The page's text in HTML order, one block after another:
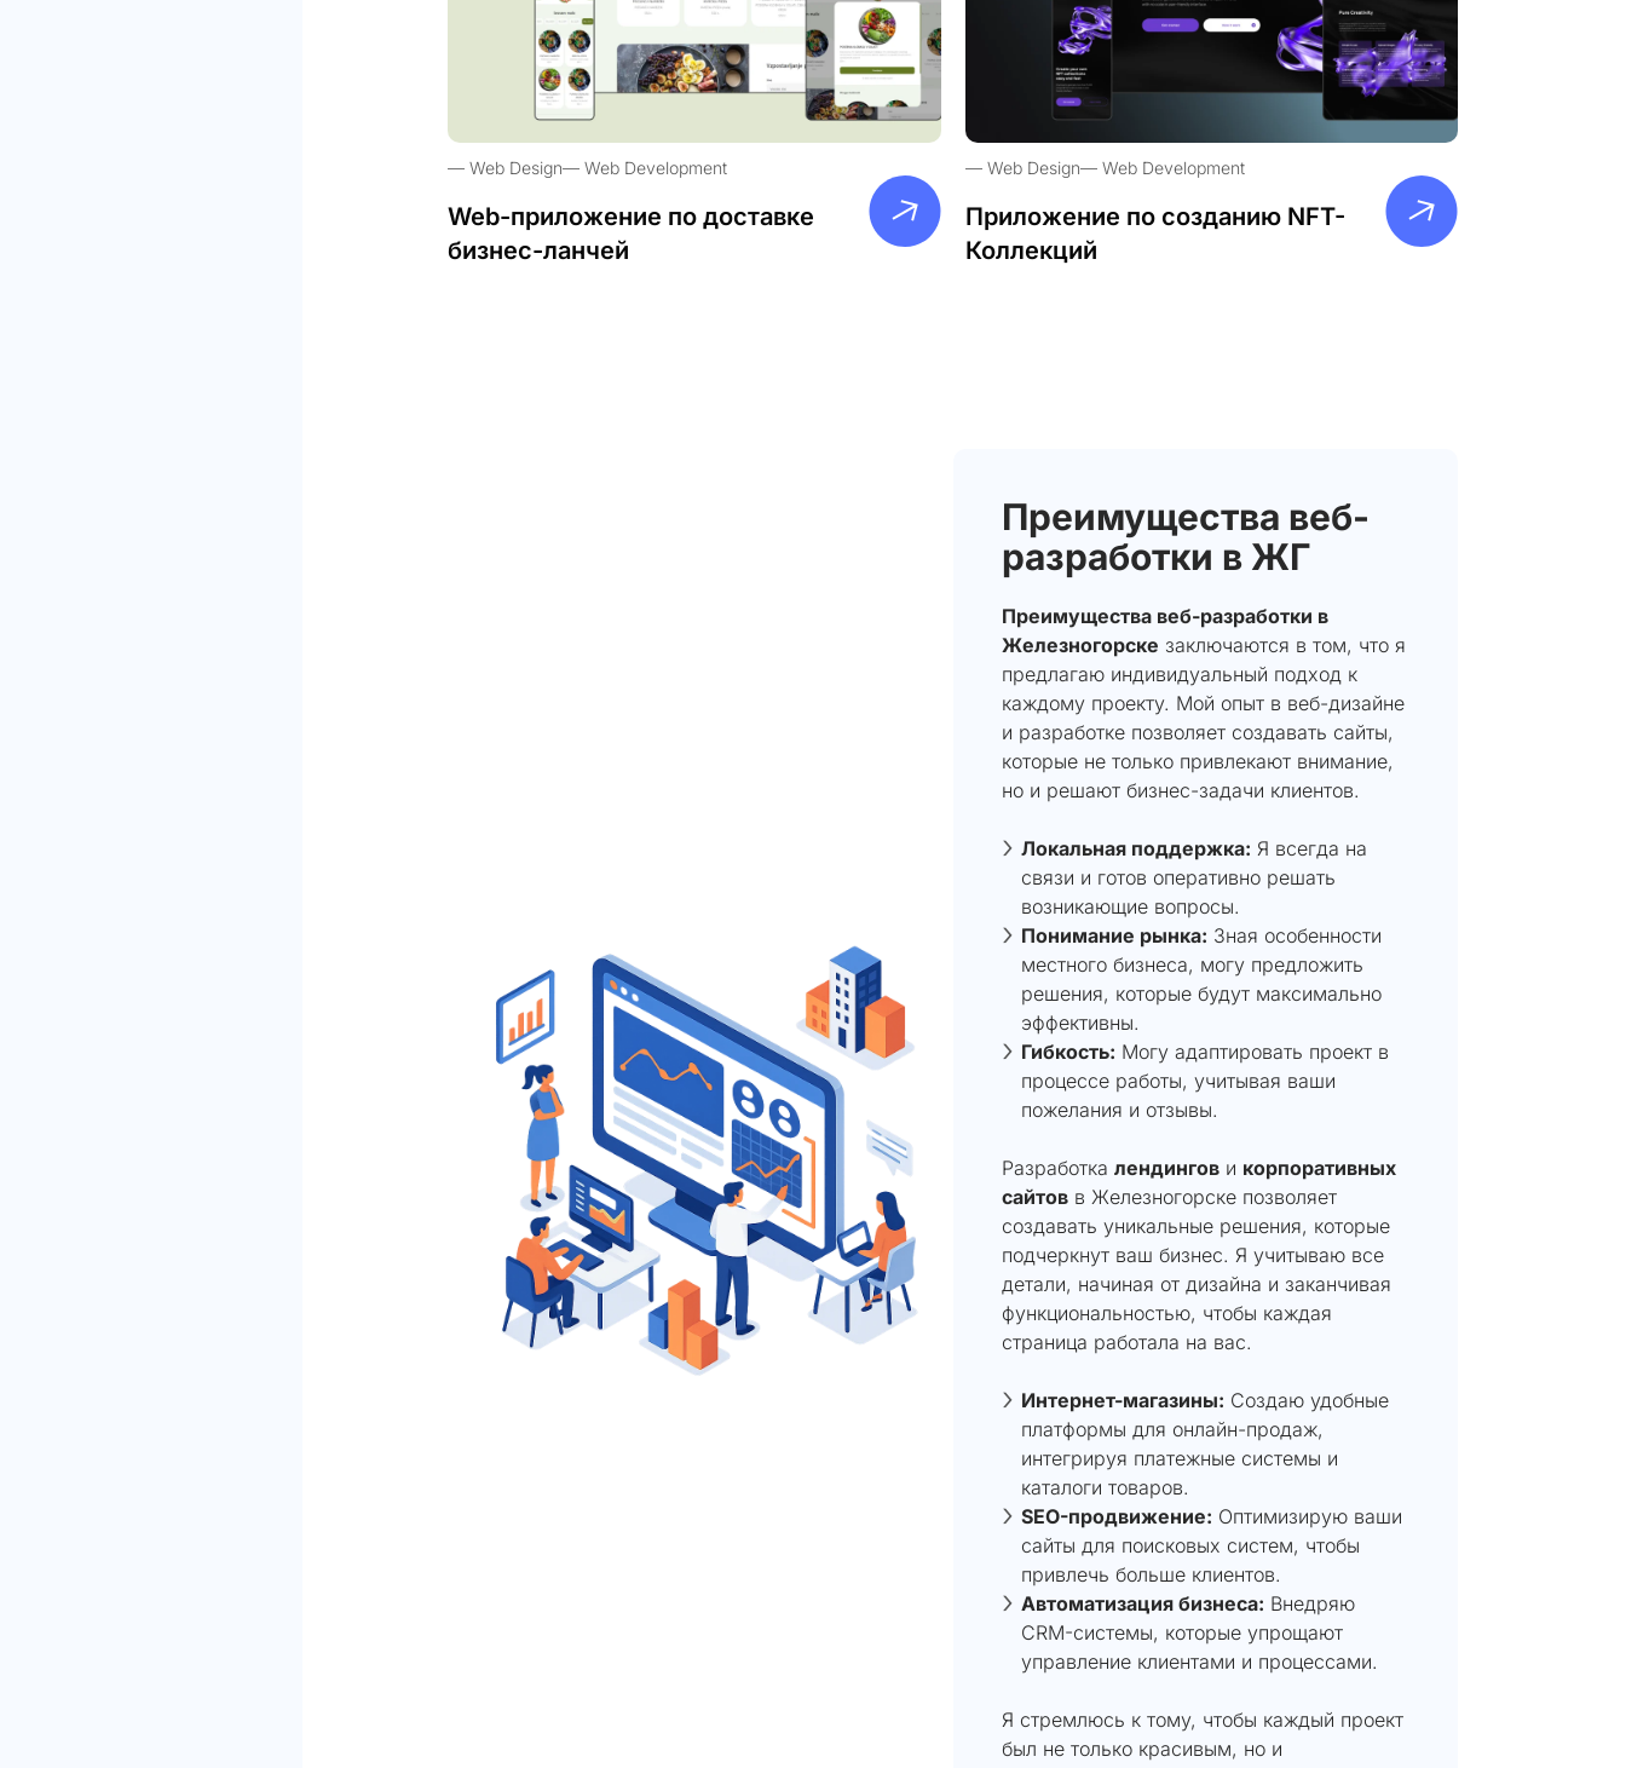
Web Design Web Development
Web-приложение по доставке
бизнес-ланчей
Web Design Web Development
Приложение по созданию NFT-
Коллекций
Преимущества веб-
разработки в ЖГ
Преимущества веб-разработки в
Железногорске заключаются в том, что я
предлагаю индивидуальный подход к
каждому проекту. Мой опыт в веб-дизайне
и разработке позволяет создавать сайты,
которые не только привлекают внимание,
но и решают бизнес-задачи клиентов.
Локальная поддержка: Я всегда на
связи и готов оперативно решать
возникающие вопросы.
Понимание рынка: Зная особенности
местного бизнеса, могу предложить
решения, которые будут максимально
эффективны.
Гибкость: Могу адаптировать проект в
процессе работы, учитывая ваши
пожелания и отзывы.
Разработка лендингови корпоративных
сайтовв Железногорске позволяет
создавать уникальные решения, которые
подчеркнут ваш бизнес. Я учитываю все
детали, начиная от дизайна и заканчивая
функциональностью, чтобы каждая
страница работала на вас.
Интернет-магазины: Создаю удобные
платформы для онлайн-продаж,
интегрируя платежные системы и
каталоги товаров.
SEO-продвижение: Оптимизирую ваши
сайты для поисковых систем, чтобы
привлечь больше клиентов.
Автоматизация бизнеса: Внедряю
CRM-системы, которые упрощают
управление клиентами и процессами.
Я стремлюсь к тому, чтобы каждый проект
был не только красивым, но и